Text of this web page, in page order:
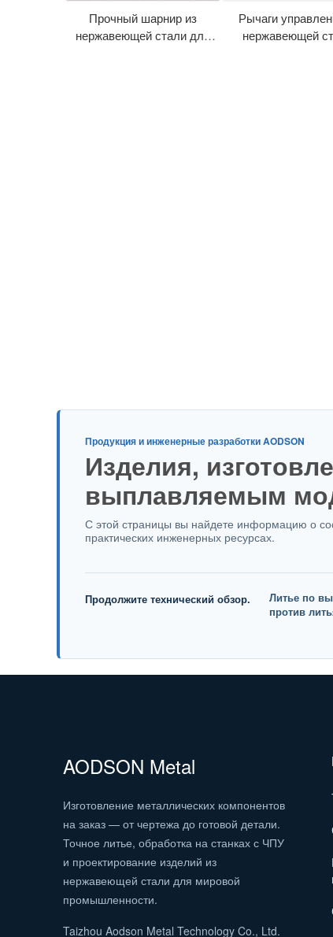
Прочный шарнир из
нержавеющей стали для
Рычаги
нержавеющей
Продукция и инженерные разработки AODSON
Изделия,
выплавляемым
С этой страницы вы найдете информацию о
практических инженерных ресурсах.
Продолжите технический обзор.
Литье по
против
AODSON Metal
Изготовление металлических компонентов
на заказ — от чертежа до готовой детали.
Точное литье, обработка на станках с ЧПУ
и проектирование изделий из
нержавеющей стали для мировой
промышленности.
Taizhou Aodson Metal Technology Co., Ltd.